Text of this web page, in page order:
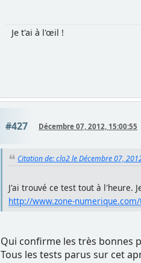
Je t'ai à l'œil !
#427 Décembre 07, 2012, 15:00:55
Citation de: clo2 le Décembre 07,
J'ai trouvé ce test tout à l'heure.
http://www.zone-
Qui confirme les très bonnes
Tous les tests parus sur cet